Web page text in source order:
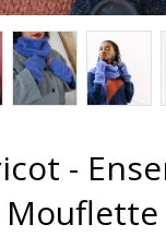
-
Mouflette